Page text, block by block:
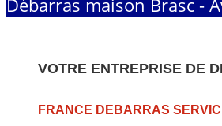
VOTRE ENTREPRISE DE
FRANCE DEBARRAS